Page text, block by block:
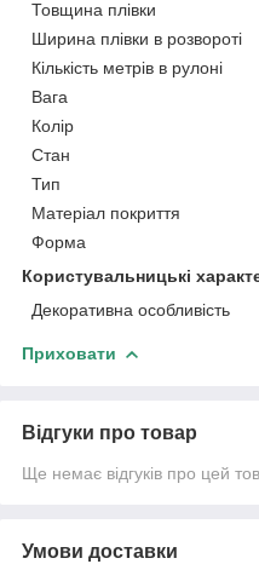
Товщина плівки
Ширина плівки в розвороті
Кількість метрів в рулоні
Вага
Колір
Стан
Тип
Матеріал покриття
Форма
Користувальницькі
Декоративна особливість
Приховати
Відгуки про товар
Ще немає відгуків про цей
Умови доставки